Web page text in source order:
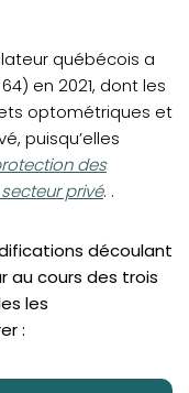
québécois a
en 2021, dont les
optométriques et
puisqu’elles
new tab)des
privé. .
découlant
au cours des trois
les
: